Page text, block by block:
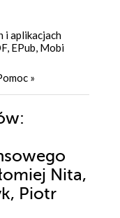
i aplikacjach
EPub, Mobi
»
Nita,
Piotr